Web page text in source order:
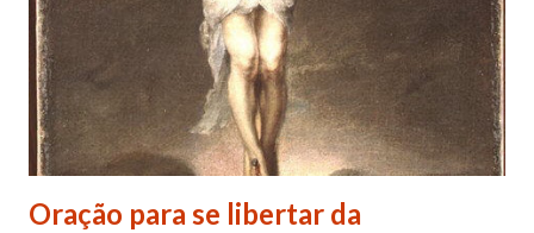
Oração para se libertar da